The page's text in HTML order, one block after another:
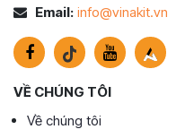
Email: info@vinakit.vn
VỀ CHÚNG TÔI
Về chúng tôi